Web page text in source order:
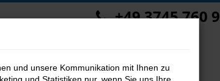
+49 3745 760
und unsere Kommunikation mit Ihnen zu